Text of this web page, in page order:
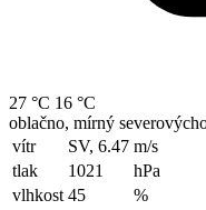
27 °C 16 °C
oblačno, mírný
vítr
SV, 6.47 m/s
tlak
1021
hPa
vlhkost 45
%